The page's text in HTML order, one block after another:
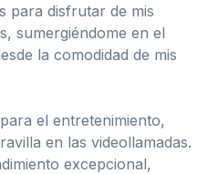
para disfrutar de mis
sumergiéndome en el
la comodidad de mis
el entretenimiento,
en las videollamadas.
excepcional,